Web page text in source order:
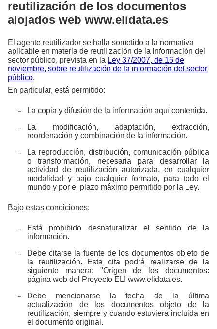
reutilización de los documentos
alojados web www.elidata.es
El agente reutilizador se halla sometido a la normativa
aplicable en materia de reutilización de la información del
sector público, prevista en la Ley 37/2007, de 16 de
noviembre, sobre reutilización de la información del sector
público.
En particular, está permitido:
La copia y difusión de la información aquí contenida.
La modificación, adaptación, extracción,
reordenación y combinación de la información.
La reproducción, distribución, comunicación pública
o transformación, necesaria para desarrollar la
actividad de reutilización autorizada, en cualquier
modalidad y bajo cualquier formato, para todo el
mundo y por el plazo máximo permitido por la Ley.
Bajo estas condiciones:
Está prohibido desnaturalizar el sentido de la
información.
Debe citarse la fuente de los documentos objeto de
la reutilización. Esta cita podrá realizarse de la
siguiente manera: "Origen de los documentos:
página web del Proyecto ELI www.elidata.es.
Debe mencionarse la fecha de la última
actualización de los documentos objeto de la
reutilización, siempre y cuando estuviera incluida en
el documento original.